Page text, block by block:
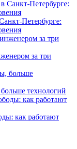
Петербурге:
за три
технологий
как работают